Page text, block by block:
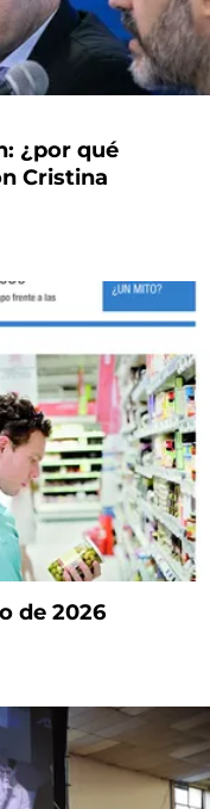
¿por qué
Cristina
de 2026